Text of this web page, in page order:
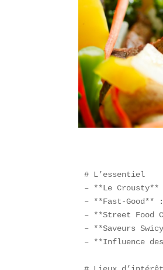
# L’essentiel
– **Le
– **Fast-
– **Street Food
– **Saveurs
– **Influence